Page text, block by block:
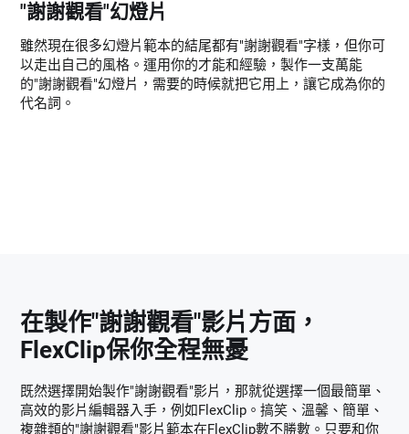
"謝謝觀看"幻燈片
雖然現在很多幻燈片範本的結尾都有"謝謝觀看"字樣，但你可
以走出自己的風格。運用你的才能和經驗，製作一支萬能
的"謝謝觀看"幻燈片，需要的時候就把它用上，讓它成為你的
代名詞。
在製作"謝謝觀看"影片方面，
FlexClip保你全程無憂
既然選擇開始製作"謝謝觀看"影片，那就從選擇一個最簡單、
高效的影片編輯器入手，例如FlexClip。搞笑、溫馨、簡單、
複雜類的"謝謝觀看"影片範本在FlexClip數不勝數。只要和你